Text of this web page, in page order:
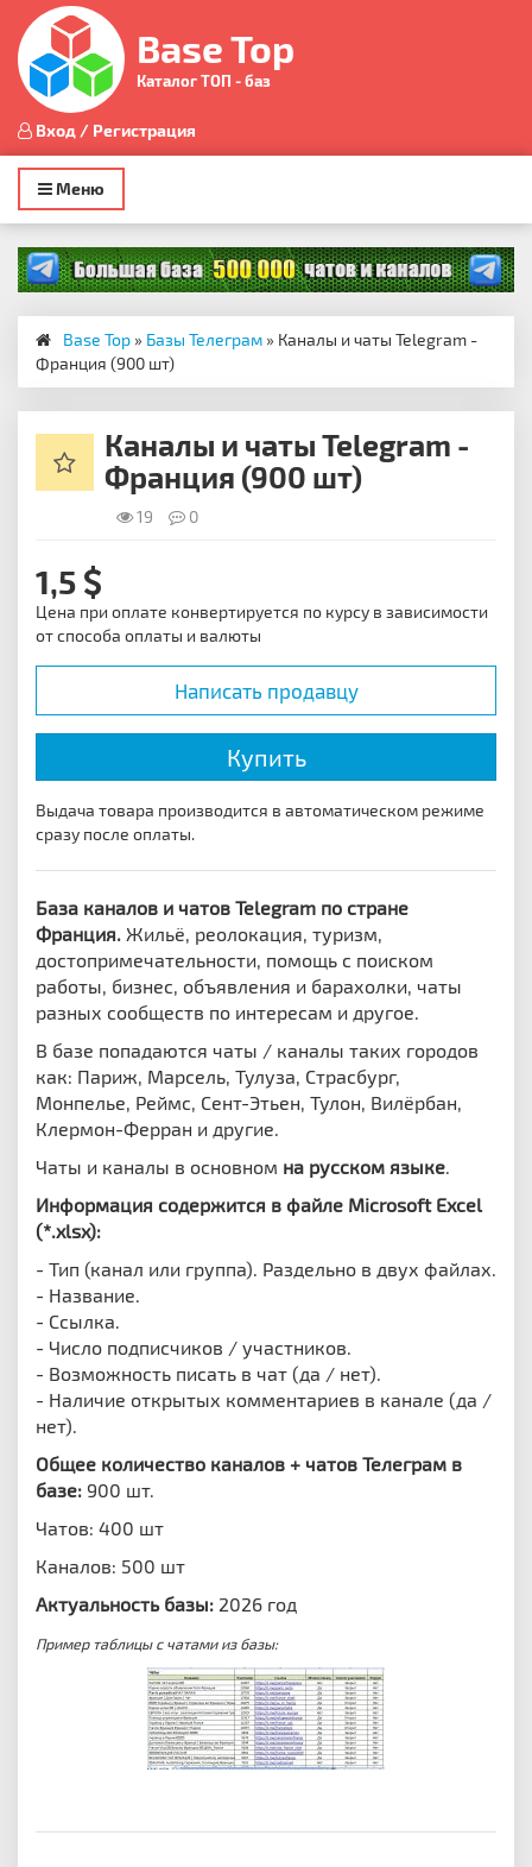
Base Top
Каталог ТОП - баз
Вход / Регистрация
Toggle
navigation
Меню
Base Top » Базы Телеграм » Каналы и чаты Telegram -
Франция (900 шт)
Каналы и чаты Telegram -
Франция (900 шт)
19 0
1,5
Цена при оплате конвертируется по курсу в зависимости
от способа оплаты и валюты
Написать продавцу
Купить
Выдача товара производится в автоматическом режиме
сразу после оплаты.
База каналов и чатов Telegram по стране
Франция. Жильё, реолокация, туризм,
достопримечательности, помощь с поиском
работы, бизнес, объявления и барахолки, чаты
разных сообществ по интересам и другое.
В базе попадаются чаты / каналы таких городов
как: Париж, Марсель, Тулуза, Страсбург,
Монпелье, Реймс, Сент-Этьен, Тулон, Вилёрбан,
Клермон-Ферран и другие.
Чаты и каналы в основном на русском языке.
Информация содержится в файле Microsoft Excel
(*.xlsx):
- Тип (канал или группа). Раздельно в двух файлах.
- Название.
- Ссылка.
- Число подписчиков / участников.
- Возможность писать в чат (да / нет).
- Наличие открытых комментариев в канале (да /
нет).
Общее количество каналов + чатов Телеграм в
базе: 900 шт.
Чатов: 400 шт
Каналов: 500 шт
Актуальность базы: 2026 год
Пример таблицы с чатами из базы: